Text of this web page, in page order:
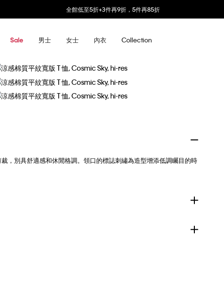
全館低至5折+3件再9折，5件再85折
Sale 男士 女士 內衣 Collection
，別具舒適感和休閒格調。領口的標誌刺繡為造型增添低調矚目的時